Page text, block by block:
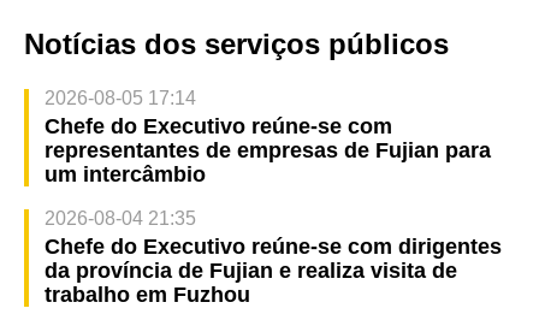
Notícias dos serviços públicos
2026-08-05 17:14
Chefe do Executivo reúne-se com
representantes de empresas de Fujian para
um intercâmbio
2026-08-04 21:35
Chefe do Executivo reúne-se com dirigentes
da província de Fujian e realiza visita de
trabalho em Fuzhou